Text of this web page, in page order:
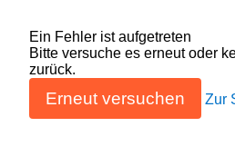
Ein Fehler ist aufgetreten
Bitte versuche es erneut oder
zurück.
Erneut versuchen Zur